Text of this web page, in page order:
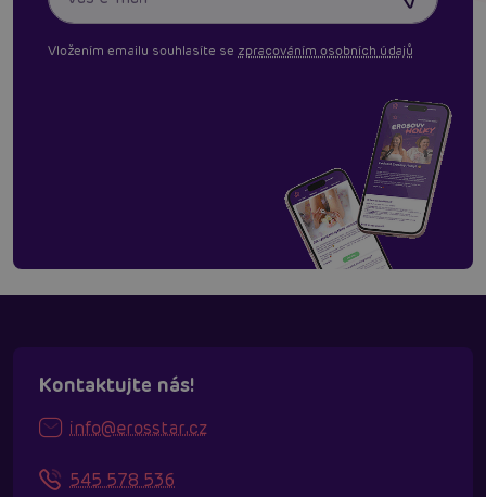
Vložením emailu souhlasíte se zpracováním osobních údajů
Kontaktujte nás!
info@erosstar.cz
545 578 536